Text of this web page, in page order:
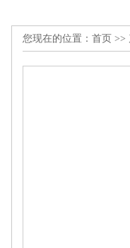
您现在的位置： 首页 >>